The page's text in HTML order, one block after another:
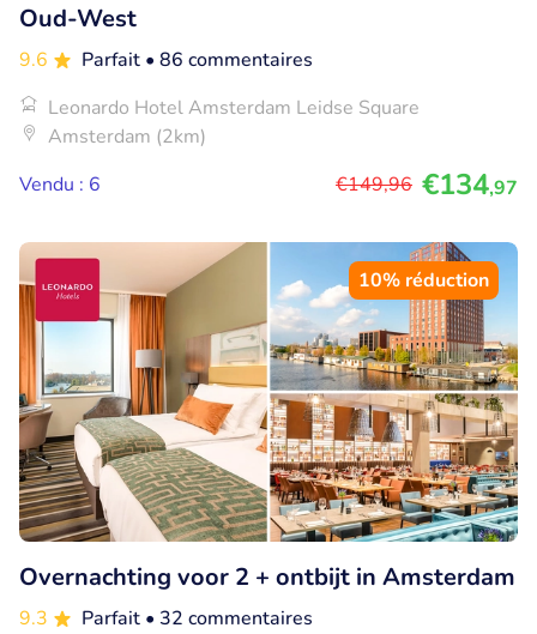
Oud-West
9.6 Parfait • 86 commentaires
Leonardo Hotel Amsterdam Leidse Square
Amsterdam (2km)
Vendu : 6
€149,96 €134,97
10% réduction
Overnachting voor 2 + ontbijt in Amsterdam
9.3 Parfait • 32 commentaires